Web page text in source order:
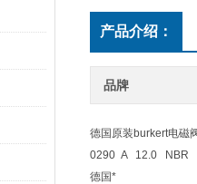
产品介绍：
品牌
德国原装burkert电磁
0290 A 12.0 NBR
德国*